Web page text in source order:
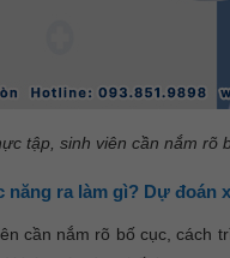
tập, sinh viên cần nắm rõ
năng ra làm gì? Dự đoán
cần nắm rõ bố cục, cách